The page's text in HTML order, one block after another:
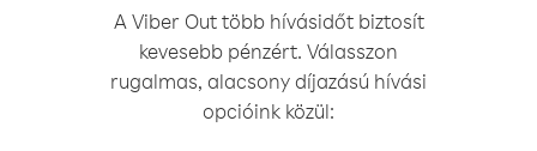
A Viber Out több hívásidőt biztosít
kevesebb pénzért. Válasszon
rugalmas, alacsony díjazású hívási
opcióink közül: